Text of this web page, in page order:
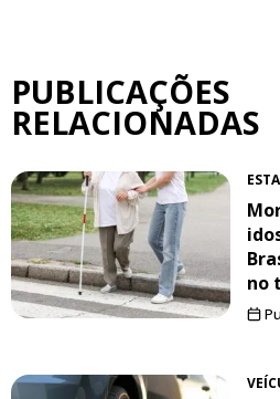
PUBLICAÇÕES
RELACIONADAS
no